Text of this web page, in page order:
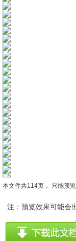
本文件共114页， 只能预
注：预览效果可能会